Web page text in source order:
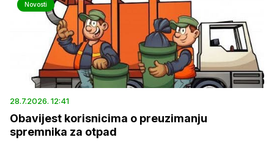
Novosti
28.7.2026. 12:41
Obavijest korisnicima o preuzimanju
spremnika za otpad